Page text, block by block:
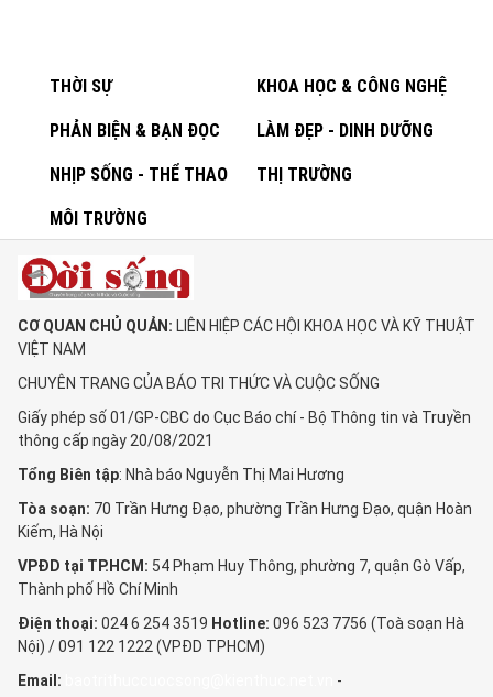
THỜI SỰ KHOA HỌC & CÔNG NGHỆ
PHẢN BIỆN & BẠN ĐỌC LÀM ĐẸP - DINH DƯỠNG
NHỊP SỐNG - THỂ THAO THỊ TRƯỜNG
MÔI TRƯỜNG
CƠ QUAN CHỦ QUẢN: LIÊN HIỆP CÁC HỘI KHOA HỌC VÀ KỸ THUẬT
VIỆT NAM
CHUYÊN TRANG CỦA BÁO TRI THỨC VÀ CUỘC SỐNG
Giấy phép số 01/GP-CBC do Cục Báo chí - Bộ Thông tin và Truyền
thông cấp ngày 20/08/2021
Tổng Biên tập: Nhà báo Nguyễn Thị Mai Hương
Tòa soạn: 70 Trần Hưng Đạo, phường Trần Hưng Đạo, quận Hoàn
Kiếm, Hà Nội
VPĐD tại TP.HCM: 54 Phạm Huy Thông, phường 7, quận Gò Vấp,
Thành phố Hồ Chí Minh
Điện thoại: 024 6 254 3519 Hotline: 096 523 7756 (Toà soạn Hà
Nội) / 091 122 1222 (VPĐD TPHCM)
Email:
-